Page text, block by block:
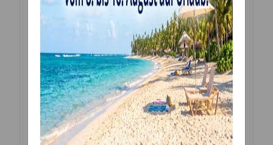
Verdickungsmittel E1422, Süßungsmittel E420ii, E955;
Tapiokadextrin, Sheabutter, Feuchthaltemittel E422,
Emulgator E471, Stabilisator E407, E466, E415; Aroma,
Säureregulator E330, Konservierungsmittel E202
Lebensmitteltinte Farbstoffe je nach Vorlage in
unterschiedlichen Mengen:
Wasser, Trägerstoff: E1520, Feuchthaltemittel: E422,
Farbstoff: E151, Farbstoffe:E110* ,E102*,E122*, E133*
Emulgator: E433